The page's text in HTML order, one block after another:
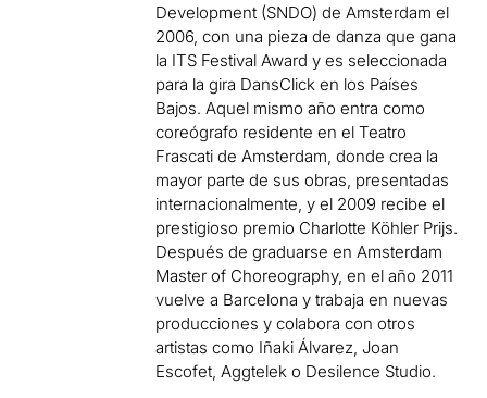
Development (SNDO) de Amsterdam el
2006, con una pieza de danza que gana
la ITS Festival Award y es seleccionada
para la gira DansClick en los Países
Bajos. Aquel mismo año entra como
coreógrafo residente en el Teatro
Frascati de Amsterdam, donde crea la
mayor parte de sus obras, presentadas
internacionalmente, y el 2009 recibe el
prestigioso premio Charlotte Köhler Prijs.
Después de graduarse en Amsterdam
Master of Choreography, en el año 2011
vuelve a Barcelona y trabaja en nuevas
producciones y colabora con otros
artistas como Iñaki Álvarez, Joan
Escofet, Aggtelek o Desilence Studio.